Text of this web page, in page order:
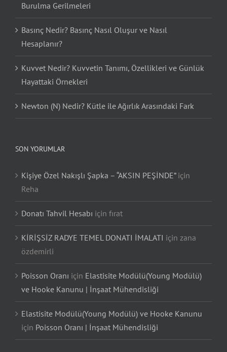
Burulma Gerilmeleri
Basınç Nedir? Basınç Nasıl Oluşur ve Nasıl
Hesaplanır?
Kuvvet Nedir? Kuvvetin Tanımı, Özellikleri ve Günlük
Hayattaki Örnekleri
Newton (N) Nedir? Kütle ile Ağırlık Arasındaki Fark
SON YORUMLAR
Kişiye Özel Nakışlı Şapka – “AKSIN PEŞİNDE”için
Reha
Donatı Tahvil Hesabı için fırat
KİRİŞSİZ RADYE TEMEL DONATI İMALATI için zana
özdemirli
Poisson Oranı için Elastisite Modülü(Young Modülü)
ve Hooke Kanunu | İnşaat Mühendisliği
Elastisite Modülü(Young Modülü) ve Hooke Kanunu
için Poisson Oranı | İnşaat Mühendisliği